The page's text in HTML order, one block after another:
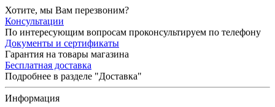
Хотите, мы Вам перезвоним?
Консультации
По интересующим вопросам проконсультируем по телефону
Документы и сертификаты
Гарантия на товары магазина
Бесплатная доставка
Подробнее в разделе "Доставка"
Информация